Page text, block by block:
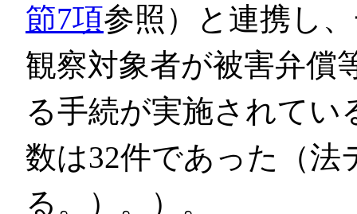
節7項参照）と連携し
観察対象者が被害弁償
る手続が実施されてい
数は32件であった（法
る。）。）。